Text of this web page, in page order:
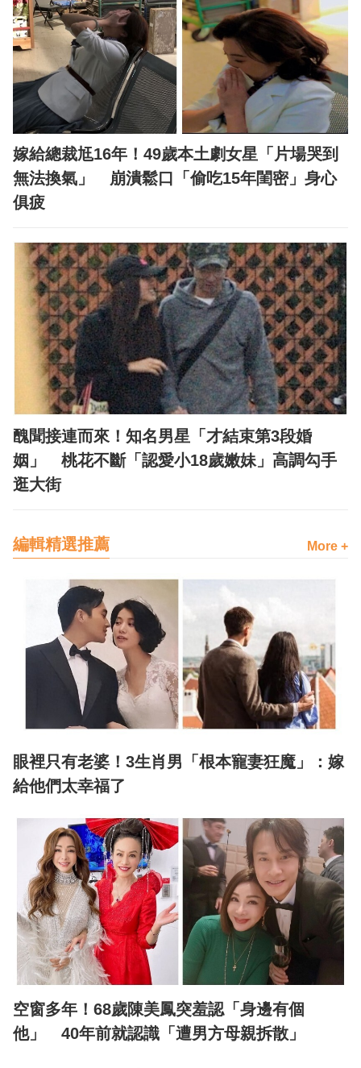
嫁給總裁尪16年！49歲本土劇女星「片場哭到
無法換氣」 崩潰鬆口「偷吃15年閨密」身心
俱疲
醜聞接連而來！知名男星「才結束第3段婚
姻」 桃花不斷「認愛小18歲嫩妹」高調勾手
逛大街
編輯精選推薦 More +
眼裡只有老婆！3生肖男「根本寵妻狂魔」：嫁
給他們太幸福了
空窗多年！68歲陳美鳳突羞認「身邊有個
他」 40年前就認識「遭男方母親拆散」